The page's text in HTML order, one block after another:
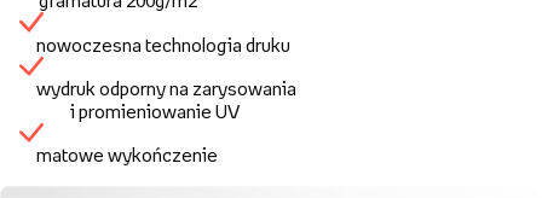
nowoczesna technologia druku
wydruk odporny na zarysowania
i promieniowanie UV
matowe wykończenie